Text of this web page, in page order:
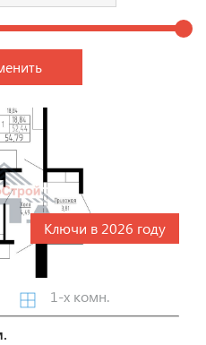
Ключи в 2026 году
1-х комн.